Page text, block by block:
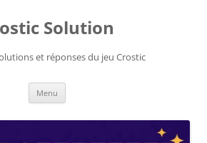
Solution
et réponses du jeu Crostic
Menu